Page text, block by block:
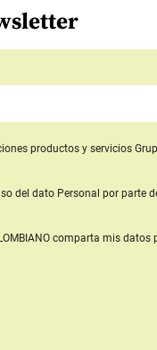
productos y servicios
del dato Personal por parte
comparta mis datos